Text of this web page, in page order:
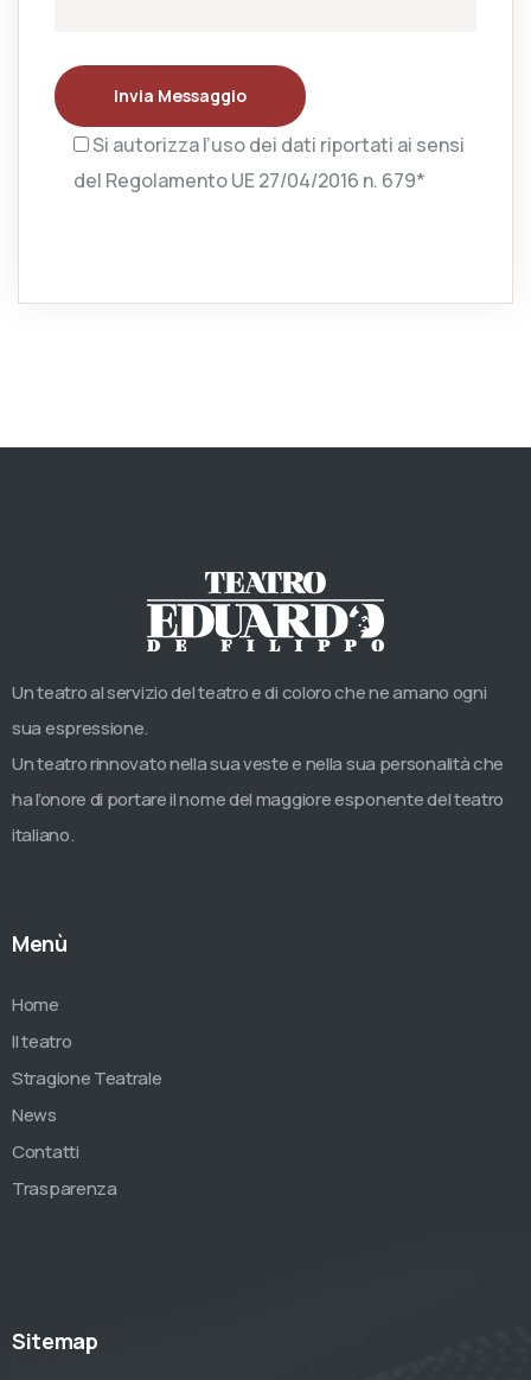
Invia Messaggio
Si autorizza l’uso dei dati riportati ai sensi
del Regolamento UE 27/04/2016 n. 679*
Un teatro al servizio del teatro e di coloro che ne amano ogni
sua espressione.
Un teatro rinnovato nella sua veste e nella sua personalità che
ha l’onore di portare il nome del maggiore esponente del teatro
italiano.
Menù
Home
Il teatro
Stragione Teatrale
News
Contatti
Trasparenza
Sitemap